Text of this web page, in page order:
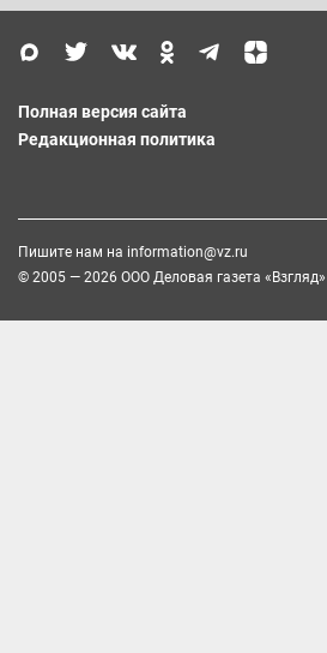
Полная версия сайта
Редакционная политика
Пишите нам на information@vz.ru
© 2005 — 2026 ООО Деловая газета «Взгляд»